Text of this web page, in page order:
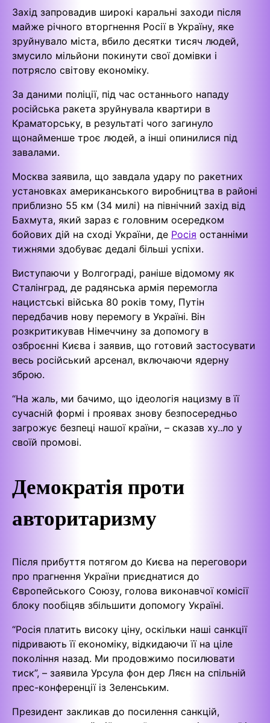
Захід запровадив широкі каральні заходи після
майже річного вторгнення Росії в Україну, яке
зруйнувало міста, вбило десятки тисяч людей,
змусило мільйони покинути свої домівки і
потрясло світову економіку.
За даними поліції, під час останнього нападу
російська ракета зруйнувала квартири в
Краматорську, в результаті чого загинуло
щонайменше троє людей, а інші опинилися під
завалами.
Москва заявила, що завдала удару по ракетних
установках американського виробництва в районі
приблизно 55 км (34 милі) на північний захід від
Бахмута, який зараз є головним осередком
бойових дій на сході України, де Росія останніми
тижнями здобуває дедалі більші успіхи.
Виступаючи у Волгограді, раніше відомому як
Сталінград, де радянська армія перемогла
нацистські війська 80 років тому, Путін
передбачив нову перемогу в Україні. Він
розкритикував Німеччину за допомогу в
озброєнні Києва і заявив, що готовий застосувати
весь російський арсенал, включаючи ядерну
зброю.
“На жаль, ми бачимо, що ідеологія нацизму в її
сучасній формі і проявах знову безпосередньо
загрожує безпеці нашої країни, – сказав ху..ло у
своїй промові.
Демократія проти
авторитаризму
Після прибуття потягом до Києва на переговори
про прагнення України приєднатися до
Європейського Союзу, голова виконавчої комісії
блоку пообіцяв збільшити допомогу Україні.
“Росія платить високу ціну, оскільки наші санкції
підривають її економіку, відкидаючи її на ціле
покоління назад. Ми продовжимо посилювати
тиск”, – заявила Урсула фон дер Ляєн на спільній
прес-конференції із Зеленським.
Президент закликав до посилення санкцій,